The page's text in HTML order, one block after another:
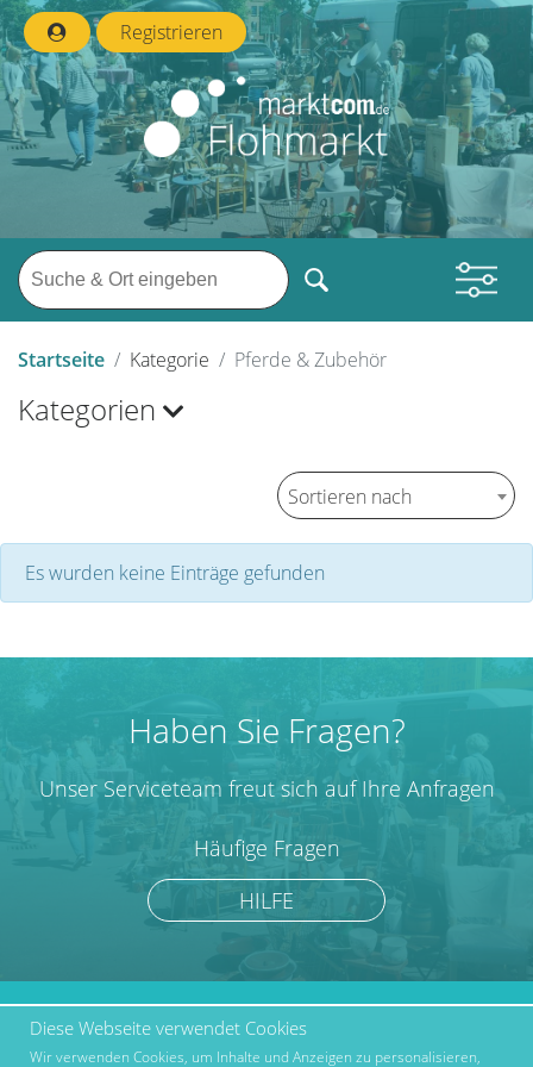
Registrieren
Startseite Kategorie Pferde & Zubehör
Kategorien
Sortieren nach
Es wurden keine Einträge gefunden
Haben Sie Fragen?
Unser Serviceteam freut sich auf Ihre Anfragen
Häufige Fragen
HILFE
marktcom.de Deutschland
GmbH © 2019
Werben bei Marktcom
Diese Webseite verwendet Cookies
Wir verwenden Cookies, um Inhalte und Anzeigen zu personalisieren,